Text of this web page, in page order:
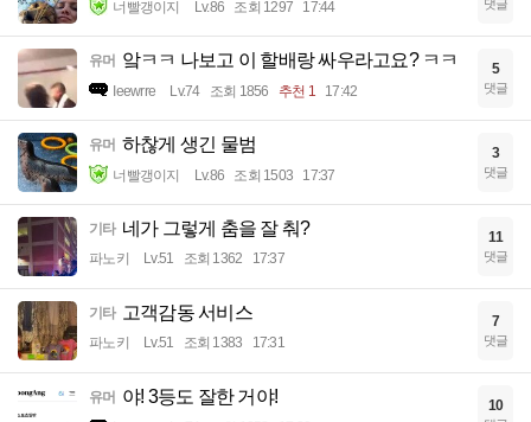
너빨갱이지 Lv.86 조회 1297 17:44 댓글
유머 앜ㅋㅋ 나보고 이 할배랑 싸우라고요? ㅋㅋ
Ieewrre Lv.74 조회 1856 추천 1 17:42
5
댓글
유머 하찮게 생긴 물범
너빨갱이지 Lv.86 조회 1503 17:37
3
댓글
기타 네가 그렇게 춤을 잘 춰?
파노키 Lv.51 조회 1362 17:37
11
댓글
기타 고객감동 서비스
파노키 Lv.51 조회 1383 17:31
7
댓글
유머 야! 3등도 잘한 거야! 10